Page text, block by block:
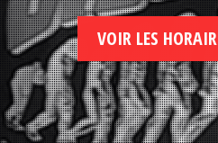
VOIR LES